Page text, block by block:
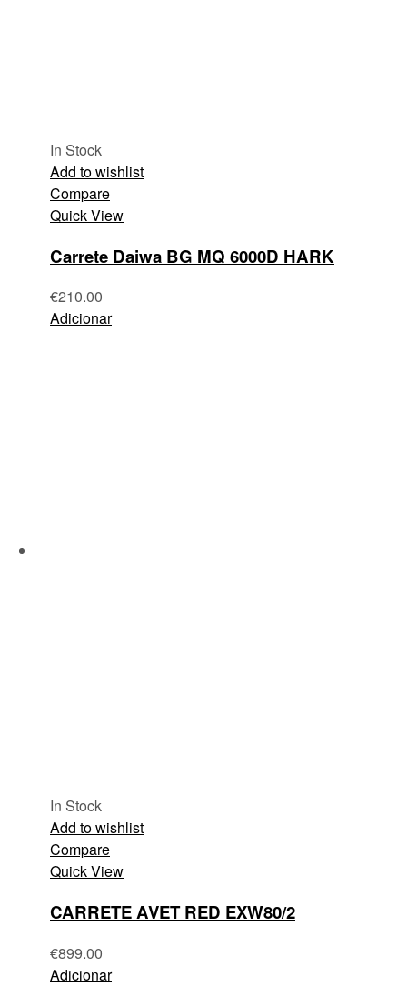
In Stock
Add to wishlist
Compare
Quick View
Carrete Daiwa BG MQ 6000D HARK
€210.00
Adicionar
In Stock
Add to wishlist
Compare
Quick View
CARRETE AVET RED EXW80/2
€899.00
Adicionar